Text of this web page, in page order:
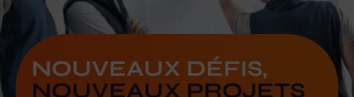
NOUVEAUX DÉFIS,
NOUVEAUX PROJETS